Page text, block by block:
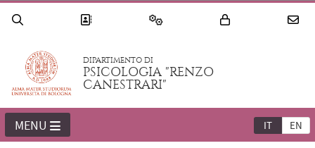
DIPARTIMENTO DI
PSICOLOGIA "RENZO
CANESTRARI"
IT EN
MENU